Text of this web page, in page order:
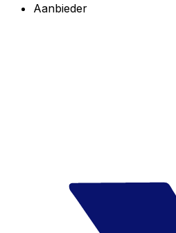
Aanbieder